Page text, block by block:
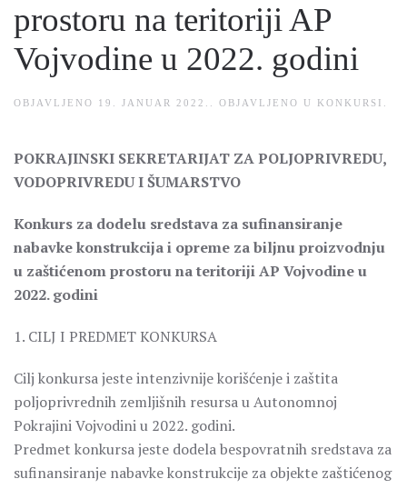
prostoru na teritoriji AP
Vojvodine u 2022. godini
OBJAVLJENO 19. JANUAR 2022. . OBJAVLJENO U KONKURSI
POKRAJINSKI SEKRETARIJAT ZA POLJOPRIVREDU,
VODOPRIVREDU I ŠUMARSTVO
Konkurs za dodelu sredstava za sufinansiranje
nabavke konstrukcija i opreme za biljnu proizvodnju
u zaštićenom prostoru na teritoriji AP Vojvodine u
2022. godini
1. CILJ I PREDMET KONKURSA
Cilj konkursa jeste intenzivnije korišćenje i zaštita
poljoprivrednih zemljišnih resursa u Autonomnoj
Pokrajini Vojvodini u 2022. godini.
Predmet konkursa jeste dodela bespovratnih sredstava za
sufinansiranje nabavke konstrukcije za objekte zaštićenog